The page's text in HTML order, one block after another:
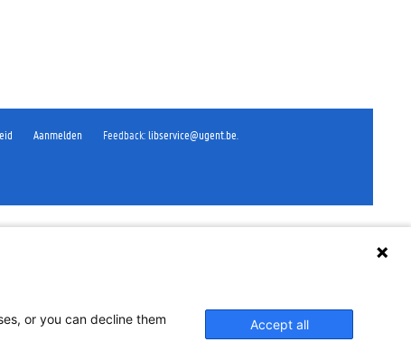
Aanmelden Feedback:libservice@ugent.be
or you can decline them
Accept all